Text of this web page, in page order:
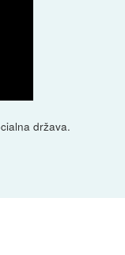
država.